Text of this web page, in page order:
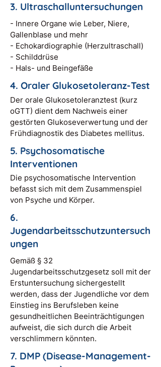
3. Ultraschalluntersuchungen
- Innere Organe wie Leber, Niere,
Gallenblase und mehr
- ⁠Echokardiographie (Herzultraschall)
- ⁠Schilddrüse
- ⁠Hals- und Beingefäße
4. Oraler Glukosetoleranz-Test
Der orale Glukosetoleranztest (kurz
oGTT) dient dem Nachweis einer
gestörten Glukoseverwertung und der
Frühdiagnostik des Diabetes mellitus.
5. Psychosomatische
Interventionen
Die psychosomatische Intervention
befasst sich mit dem Zusammenspiel
von Psyche und Körper.
6.
Jugendarbeitsschutzuntersuch
ungen
Gemäß § 32
Jugendarbeitsschutzgesetz soll mit der
Erstuntersuchung sichergestellt
werden, dass der Jugendliche vor dem
Einstieg ins Berufsleben keine
gesundheitlichen Beeinträchtigungen
aufweist, die sich durch die Arbeit
verschlimmern könnten.
7. DMP (Disease-Management-